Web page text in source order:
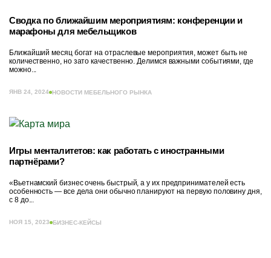
Сводка по ближайшим мероприятиям: конференции и
марафоны для мебельщиков
Ближайший месяц богат на отраслевые мероприятия, может быть не
количественно, но зато качественно. Делимся важными событиями, где
можно...
ЯНВ 24, 2024 НОВОСТИ МЕБЕЛЬНОГО РЫНКА
Игры менталитетов: как работать с иностранными
партнёрами?
«Вьетнамский бизнес очень быстрый, а у их предпринимателей есть
особенность — все дела они обычно планируют на первую половину дня,
с 8 до...
НОЯ 15, 2023 БИЗНЕС-КЕЙСЫ